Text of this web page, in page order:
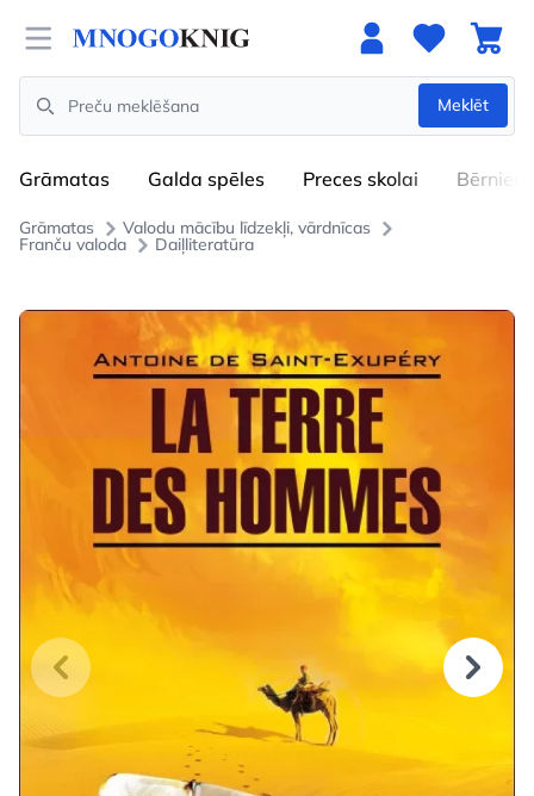
Open menu
Search
Meklēt
Grāmatas Galda spēles Preces skolai Bērniem
Grāmatas Valodu mācību līdzekļi, vārdnīcas
Franču valoda Daiļliteratūra